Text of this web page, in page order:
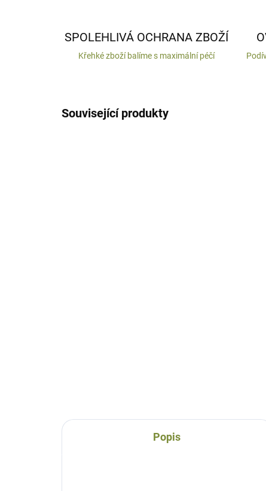
SPOLEHLIVÁ OCHRANA ZBOŽÍ
Křehké zboží balíme s maximální péčí
Související produkty
Popis